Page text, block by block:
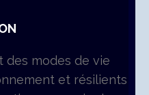
des modes de vie
et résilients